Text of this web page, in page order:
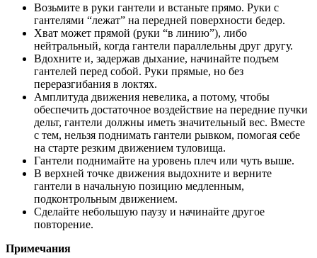
Возьмите в руки гантели и встаньте прямо. Руки с
гантелями “лежат” на передней поверхности бедер.
Хват может прямой (руки “в линию”), либо
нейтральный, когда гантели параллельны друг другу.
Вдохните и, задержав дыхание, начинайте подъем
гантелей перед собой. Руки прямые, но без
переразгибания в локтях.
Амплитуда движения невелика, а потому, чтобы
обеспечить достаточное воздействие на передние пучки
дельт, гантели должны иметь значительный вес. Вместе
с тем, нельзя поднимать гантели рывком, помогая себе
на старте резким движением туловища.
Гантели поднимайте на уровень плеч или чуть выше.
В верхней точке движения выдохните и верните
гантели в начальную позицию медленным,
подконтрольным движением.
Сделайте небольшую паузу и начинайте другое
повторение.
Примечания